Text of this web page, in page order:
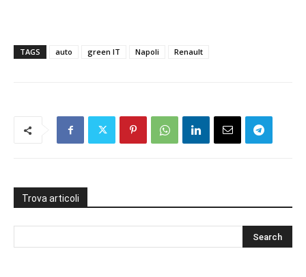
TAGS auto green IT Napoli Renault
Trova articoli